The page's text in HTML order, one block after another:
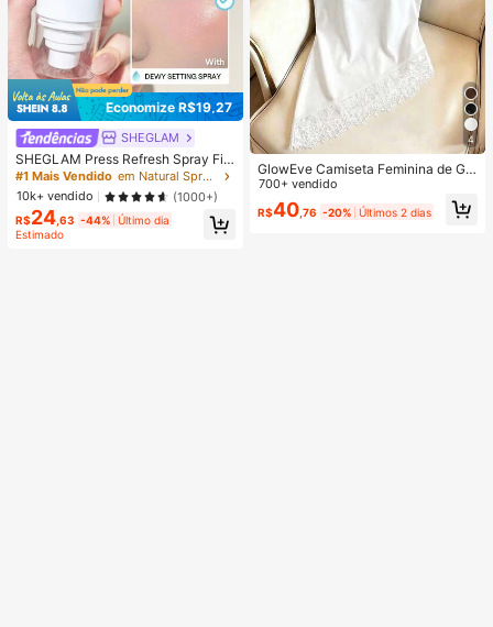
Economize R$19,27
SHEGLAM
SHEGLAM Press Refresh Spray Fix
ador Marca De Beleza CosméTicos
Maquiagem Para Mulheres E Menin
as
#1 Mais Vendido
em Natural Spray de fixação
10k+ vendido
(1000+)
R$24 ,63 -44% Último dia
Estimado
4
GlowEve Camiseta Feminina de Gol
a Redonda com Patchwork de Ren
da, Casual e Versátil para Uso Diári
o
700+ vendido
R$40 ,76 -20% Últimos 2 dias